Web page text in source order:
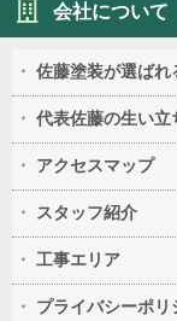
会社について
佐藤塗装が選ばれ
代表佐藤の生い立
アクセスマップ
スタッフ紹介
工事エリア
プライバシーポリ